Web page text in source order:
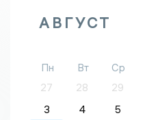
АВГУСТ
Пн Вт Ср
27
28 29
3
4 5